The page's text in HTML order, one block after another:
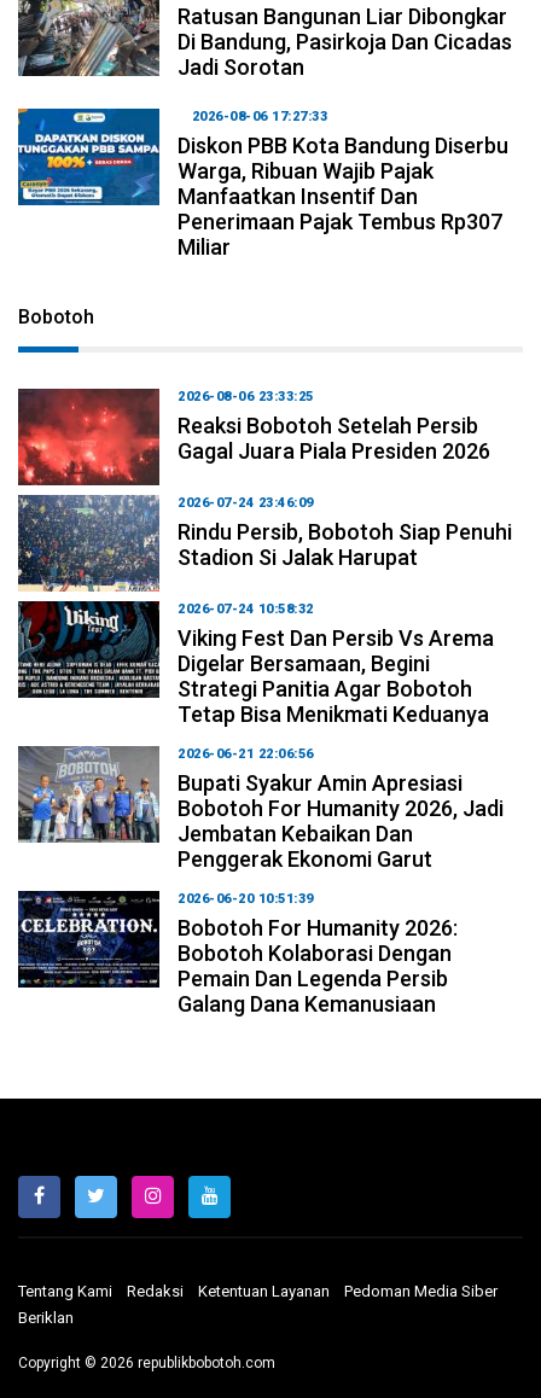
Ratusan Bangunan Liar Dibongkar
Di Bandung, Pasirkoja Dan Cicadas
Jadi Sorotan
2026-08-06 17:27:33
Diskon PBB Kota Bandung Diserbu
Warga, Ribuan Wajib Pajak
Manfaatkan Insentif Dan
Penerimaan Pajak Tembus Rp307
Miliar
Bobotoh
2026-08-06 23:33:25
Reaksi Bobotoh Setelah Persib
Gagal Juara Piala Presiden 2026
2026-07-24 23:46:09
Rindu Persib, Bobotoh Siap Penuhi
Stadion Si Jalak Harupat
2026-07-24 10:58:32
Viking Fest Dan Persib Vs Arema
Digelar Bersamaan, Begini
Strategi Panitia Agar Bobotoh
Tetap Bisa Menikmati Keduanya
2026-06-21 22:06:56
Bupati Syakur Amin Apresiasi
Bobotoh For Humanity 2026, Jadi
Jembatan Kebaikan Dan
Penggerak Ekonomi Garut
2026-06-20 10:51:39
Bobotoh For Humanity 2026:
Bobotoh Kolaborasi Dengan
Pemain Dan Legenda Persib
Galang Dana Kemanusiaan
Tentang Kami Redaksi Ketentuan Layanan
Pedoman Media Siber
Beriklan
Copyright © 2026 republikbobotoh.com